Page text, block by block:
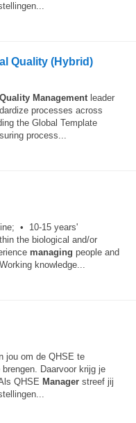
Quality (Hybrid)
Quality Managementleader
processes across
the Global Template
process...
• 10-15 years'
the biological and/or
managing people and
knowledge...
jou om de QHSE te
Daarvoor krijg je
QHSE Manager streef jij